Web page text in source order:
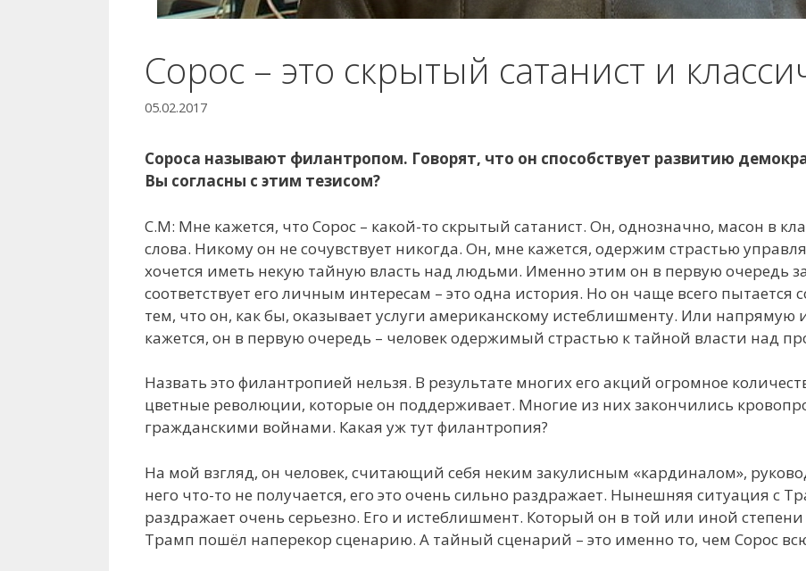
Сорос – это скрытый сатанист и
05.02.2017
Сороса называют филантропом. Говорят, что он способствует развитию
Вы согласны с этим тезисом?
С.М: Мне кажется, что Сорос – какой-то скрытый сатанист. Он, однозначно, масон в
слова. Никому он не сочувствует никогда. Он, мне кажется, одержим страстью
хочется иметь некую тайную власть над людьми. Именно этим он в первую очередь
соответствует его личным интересам – это одна история. Но он чаще всего пытается
тем, что он, как бы, оказывает услуги американскому истеблишменту. Или напрямую
кажется, он в первую очередь – человек одержимый страстью к тайной власти над
Назвать это филантропией нельзя. В результате многих его акций огромное
цветные революции, которые он поддерживает. Многие из них закончились
гражданскими войнами. Какая уж тут филантропия?
На мой взгляд, он человек, считающий себя неким закулисным «кардиналом»,
него что-то не получается, его это очень сильно раздражает. Нынешняя ситуация с
раздражает очень серьезно. Его и истеблишмент. Который он в той или иной
Трамп пошёл наперекор сценарию. А тайный сценарий – это именно то, чем Сорос